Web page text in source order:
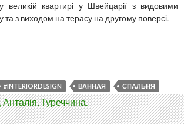
великій квартирі у Швейцарії з видовими
та з виходом на терасу на другому поверсі.
#INTERIORDESIGN ВАННАЯ СПАЛЬНЯ